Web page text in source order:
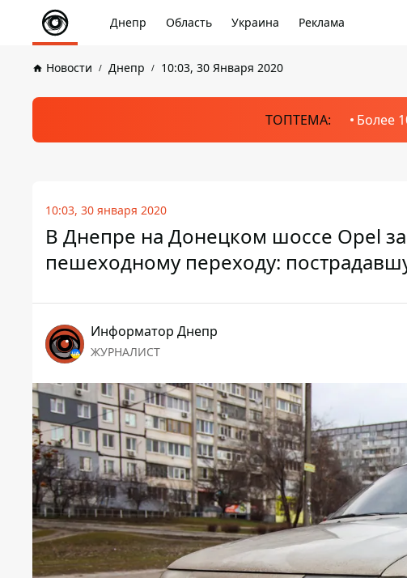
Днепр Область Украина Реклама
Новости Днепр 10:03, 30 Января 2020
ТОПТЕМА: Более
10:03, 30 января 2020
В Днепре на Донецком шоссе Opel
пешеходному переходу:
Информатор Днепр
ЖУРНАЛИСТ